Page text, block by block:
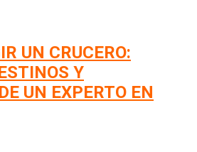
UN CRUCERO:
Y
UN EXPERTO EN